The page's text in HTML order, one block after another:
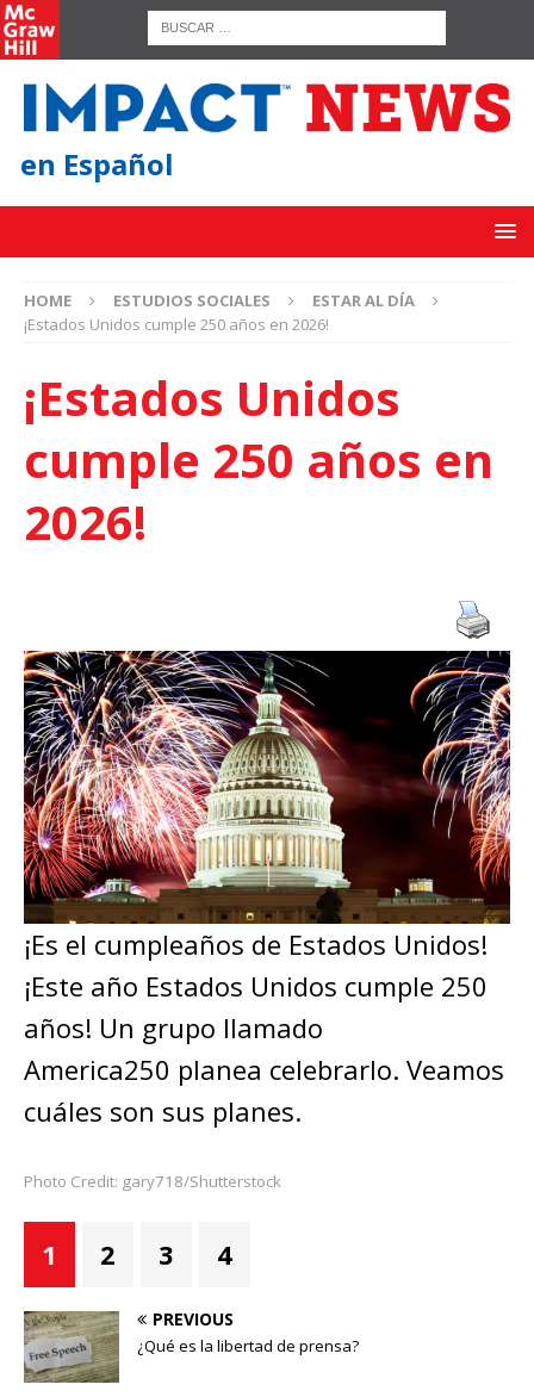
en Español
HOME ESTUDIOS SOCIALES
ESTAR AL DÍA
¡Estados Unidos cumple 250 años en 2026!
¡Estados Unidos
cumple 250 años en
2026!
¡Es el cumpleaños de Estados Unidos!
¡Este año Estados Unidos cumple 250
años! Un grupo llamado
America250 planea celebrarlo. Veamos
cuáles son sus planes.
Photo Credit: gary718/Shutterstock
1 2 3 4
PREVIOUS
¿Qué es la libertad de prensa?